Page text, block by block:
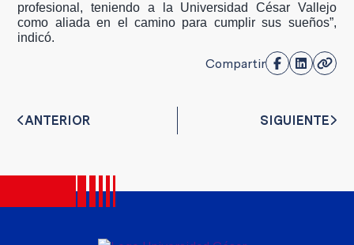
profesional, teniendo a la Universidad César Vallejo
como aliada en el camino para cumplir sus sueños”,
indicó.
Compartir
ANTERIOR SIGUIENTE